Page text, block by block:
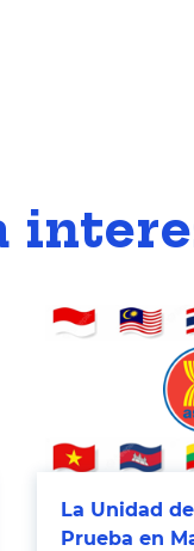
La Unidad
Prueba en